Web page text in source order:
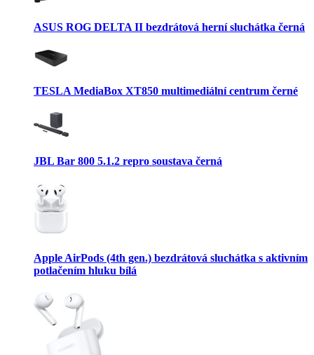
ASUS ROG DELTA II bezdrátová herní sluchátka černá
TESLA MediaBox XT850 multimediální centrum černé
JBL Bar 800 5.1.2 repro soustava černá
Apple AirPods (4th gen.) bezdrátová sluchátka s aktivním
potlačením hluku bílá